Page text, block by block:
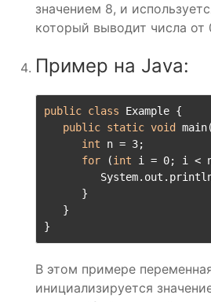
значением 8, и
который выводит числа от
Пример на Java:
public class Example {
public static void
int n = 3;
for (int i = 0; i <
      }
   }
}
В этом примере
инициализируется